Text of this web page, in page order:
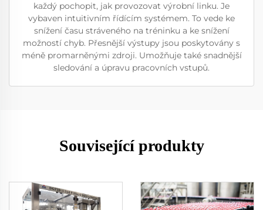
každý pochopit, jak provozovat výrobní linku. Je
vybaven intuitivním řídícím systémem. To vede ke
snížení času stráveného na tréninku a ke snížení
možností chyb. Přesnější výstupy jsou poskytovány s
méně promarněnými zdroji. Umožňuje také snadnější
sledování a úpravu pracovních vstupů.
Související produkty